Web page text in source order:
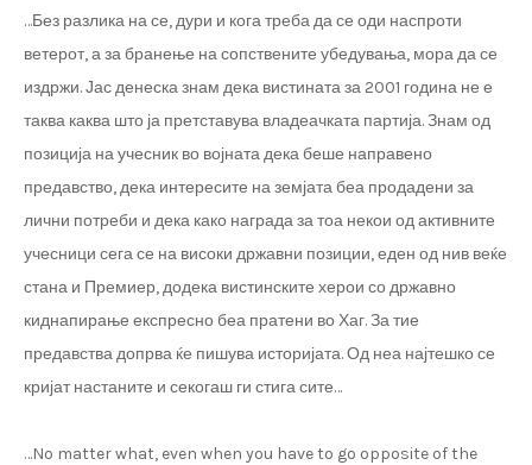
…Без разлика на се, дури и кога треба да се оди наспроти
ветерот, а за бранење на сопствените убедувања, мора да се
издржи. Јас денеска знам дека вистината за 2001 година не е
таква каква што ја претставува владеачката партија. Знам од
позиција на учесник во војната дека беше направено
предавство, дека интересите на земјата беа продадени за
лични потреби и дека како награда за тоа некои од активните
учесници сега се на високи државни позиции, еден од нив веќе
стана и Премиер, додека вистинските херои со државно
киднапирање експресно беа пратени во Хаг. За тие
предавства допрва ќе пишува историјата. Од неа најтешко се
кријат настаните и секогаш ги стига сите…
…No matter what, even when you have to go opposite of the